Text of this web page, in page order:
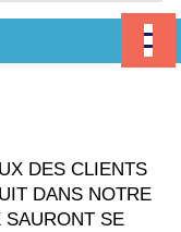
DES CLIENTS
DANS NOTRE
SAURONT SE